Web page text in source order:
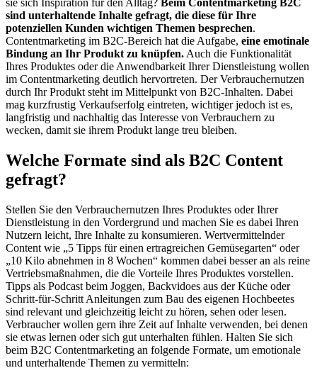
sie sich Inspiration für den Alltag? Beim Contentmarketing B2C
sind unterhaltende Inhalte gefragt, die diese für Ihre
potenziellen Kunden wichtigen Themen besprechen.
Contentmarketing im B2C-Bereich hat die Aufgabe, eine emotinale
Bindung an Ihr Produkt zu knüpfen. Auch die Funktionalität
Ihres Produktes oder die Anwendbarkeit Ihrer Dienstleistung wollen
im Contentmarketing deutlich hervortreten. Der Verbrauchernutzen
durch Ihr Produkt steht im Mittelpunkt von B2C-Inhalten. Dabei
mag kurzfrustig Verkaufserfolg eintreten, wichtiger jedoch ist es,
langfristig und nachhaltig das Interesse von Verbrauchern zu
wecken, damit sie ihrem Produkt lange treu bleiben.
Welche Formate sind als B2C Content
gefragt?
Stellen Sie den Verbrauchernutzen Ihres Produktes oder Ihrer
Dienstleistung in den Vordergrund und machen Sie es dabei Ihren
Nutzern leicht, Ihre Inhalte zu konsumieren. Wertvermittelnder
Content wie „5 Tipps für einen ertragreichen Gemüsegarten“ oder
„10 Kilo abnehmen in 8 Wochen“ kommen dabei besser an als reine
Vertriebsmaßnahmen, die die Vorteile Ihres Produktes vorstellen.
Tipps als Podcast beim Joggen, Backvidoes aus der Küche oder
Schritt-für-Schritt Anleitungen zum Bau des eigenen Hochbeetes
sind relevant und gleichzeitig leicht zu hören, sehen oder lesen.
Verbraucher wollen gern ihre Zeit auf Inhalte verwenden, bei denen
sie etwas lernen oder sich gut unterhalten fühlen. Halten Sie sich
beim B2C Contentmarketing an folgende Formate, um emotionale
und unterhaltende Themen zu vermitteln: